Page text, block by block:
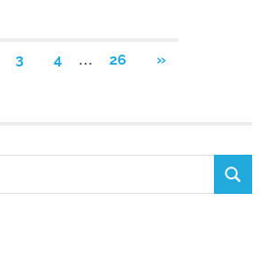
3 4 … 26
VOLGENDE
»
Z